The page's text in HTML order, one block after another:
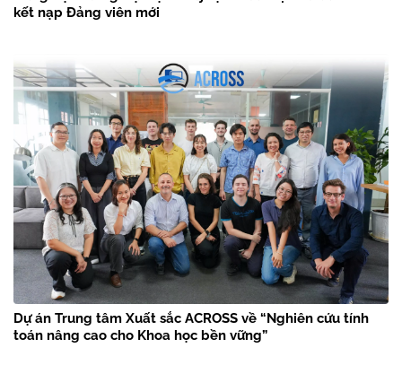
kết nạp Đảng viên mới
Dự án Trung tâm Xuất sắc ACROSS về “Nghiên cứu tính
toán nâng cao cho Khoa học bền vững”